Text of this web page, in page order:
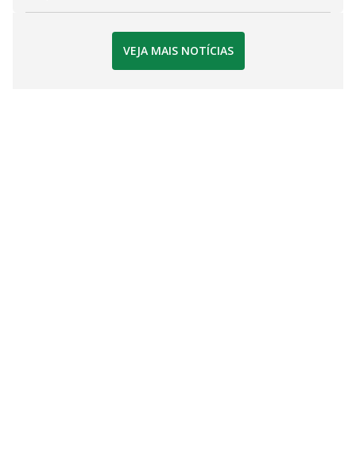
VEJA MAIS NOTÍCIAS